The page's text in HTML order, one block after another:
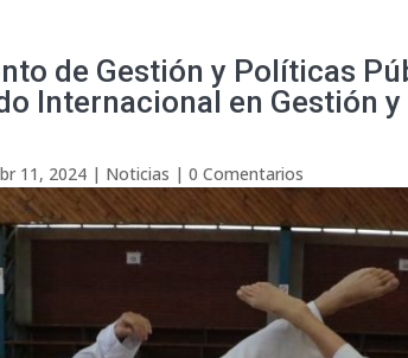
de Gestión y Políticas
Internacional en Gestión
11, 2024 | Noticias |0 Comentarios